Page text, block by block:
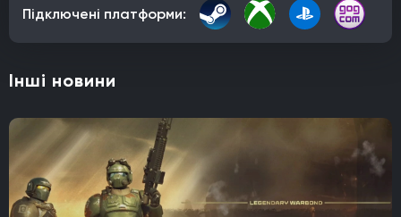
Підключені платформи:
Інші новини